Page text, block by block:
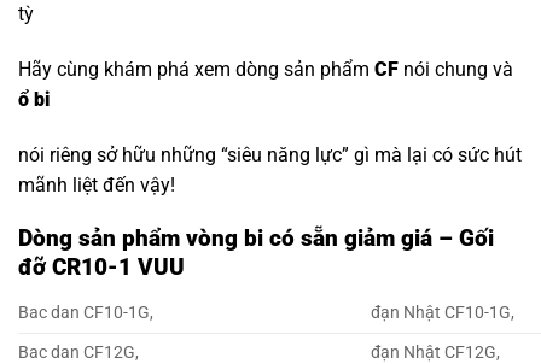
tỳ
Hãy cùng khám phá xem dòng sản phẩm CF nói chung và
ổ bi
nói riêng sở hữu những “siêu năng lực” gì mà lại có sức hút
mãnh liệt đến vậy!
Dòng sản phẩm vòng bi có sẵn giảm giá – Gối
đỡ CR10-1 VUU
Bac dan CF10-1G,
đạn Nhật CF10-1G,
Bac dan CF12G,
đạn Nhật CF12G,